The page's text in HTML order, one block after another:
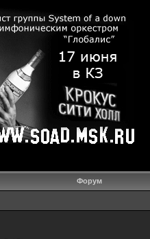
Форум